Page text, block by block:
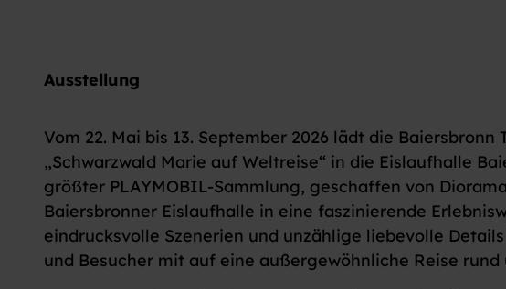
Ausstellung
Vom 22. Mai bis 13. September 2026 lädt die
„Schwarzwald Marie auf Weltreise“ in die Eislaufhalle
größter PLAYMOBIL-Sammlung, geschaffen von
Baiersbronner Eislaufhalle in eine faszinierende
eindrucksvolle Szenerien und unzählige liebevolle
und Besucher mit auf eine außergewöhnliche Reise rund